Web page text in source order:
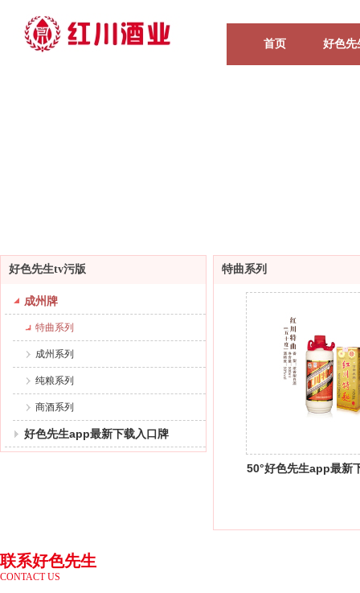
首页 好色先
好色先生tv污版
成州牌
特曲系列
成州系列
纯粮系列
商酒系列
好色先生app最新下载入口牌
特曲系列
50°好色先生app最新
联系好色先生
app最新下载
CONTACT US